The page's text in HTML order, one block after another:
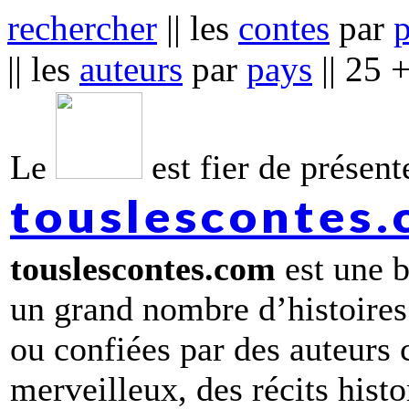
rechercher || les contes par
|| les auteurs par pays || 25
Le est fier de
touslescontes.com est une
un grand nombre
ou confiées par des
merveilleux, des récits